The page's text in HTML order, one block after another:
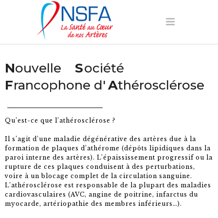
N
F
ouvelle Société
rancophone d'Athérosclérose
Qu’est-ce que l’athérosclérose ?
Il s’agit d’une maladie dégénérative des artères due à la
formation de plaques d’athérome (dépôts lipidiques dans la
paroi interne des artères). L’épaississement progressif ou la
rupture de ces plaques conduisent à des perturbations,
voire à un blocage complet de la circulation sanguine.
L’athérosclérose est responsable de la plupart des maladies
cardiovasculaires (AVC, angine de poitrine, infarctus du
myocarde, artériopathie des membres inférieurs…).